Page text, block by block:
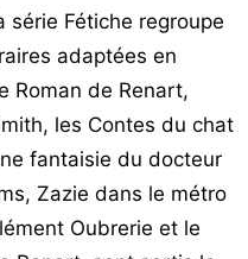
série Fétiche regroupe
adaptées en
Roman de Renart,
les Contes du chat
fantaisie du docteur
Zazie dans le métro
Oubrerie et le